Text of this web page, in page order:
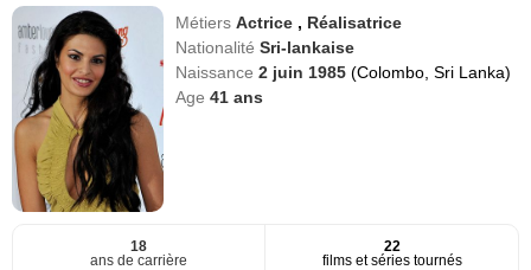
MétiersActrice , Réalisatrice
NationalitéSri-lankaise
Naissance2 juin 1985(Colombo, Sri Lanka)
Age41 ans
18
ans de carrière
22
films et séries tournés